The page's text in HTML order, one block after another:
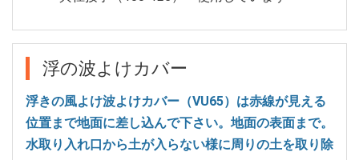
浮の波よけカバー
浮きの風よけ波よけカバー（VU65）は赤線が見える
位置まで地面に差し込んで下さい。地面の表面まで。
水取り入れ口から土が入らない様に周りの土を取り除